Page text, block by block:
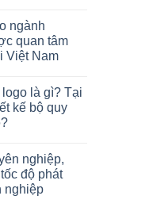
ngành
quan tâm
Việt Nam
là gì? Tại
kế bộ quy
nghiệp,
độ phát
nghiệp